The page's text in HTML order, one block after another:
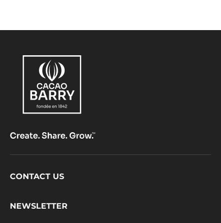
Footer
CONTACT US
NEWSLETTER